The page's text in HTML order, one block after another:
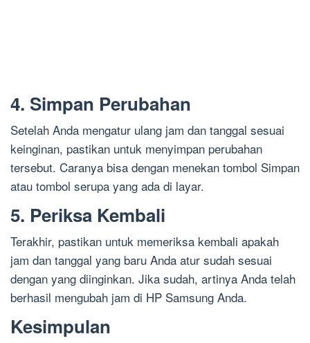
4. Simpan Perubahan
Setelah Anda mengatur ulang jam dan tanggal sesuai
keinginan, pastikan untuk menyimpan perubahan
tersebut. Caranya bisa dengan menekan tombol Simpan
atau tombol serupa yang ada di layar.
5. Periksa Kembali
Terakhir, pastikan untuk memeriksa kembali apakah
jam dan tanggal yang baru Anda atur sudah sesuai
dengan yang diinginkan. Jika sudah, artinya Anda telah
berhasil mengubah jam di HP Samsung Anda.
Kesimpulan